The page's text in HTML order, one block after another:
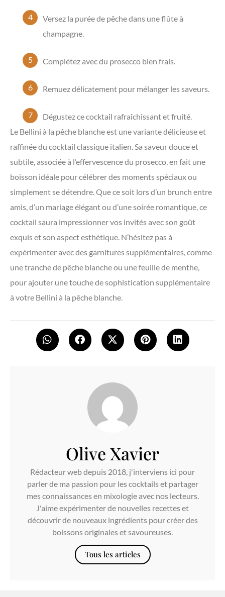
Versez la purée de pêche dans une flûte à
champagne.
Complétez avec du prosecco bien frais.
Remuez délicatement pour mélanger les saveurs.
Dégustez ce cocktail rafraîchissant et fruité.
Le Bellini à la pêche blanche est une variante délicieuse et
raffinée du cocktail classique italien. Sa saveur douce et
subtile, associée à l’effervescence du prosecco, en fait une
boisson idéale pour célébrer des moments spéciaux ou
simplement se détendre. Que ce soit lors d’un brunch entre
amis, d’un mariage élégant ou d’une soirée romantique, ce
cocktail saura impressionner vos invités avec son goût
exquis et son aspect esthétique. N’hésitez pas à
expérimenter avec des garnitures supplémentaires, comme
une tranche de pêche blanche ou une feuille de menthe,
pour ajouter une touche de sophistication supplémentaire
à votre Bellini à la pêche blanche.
Olive Xavier
Rédacteur web depuis 2018, j'interviens ici pour
parler de ma passion pour les cocktails et partager
mes connaissances en mixologie avec nos lecteurs.
J'aime expérimenter de nouvelles recettes et
découvrir de nouveaux ingrédients pour créer des
boissons originales et savoureuses.
Tous les articles